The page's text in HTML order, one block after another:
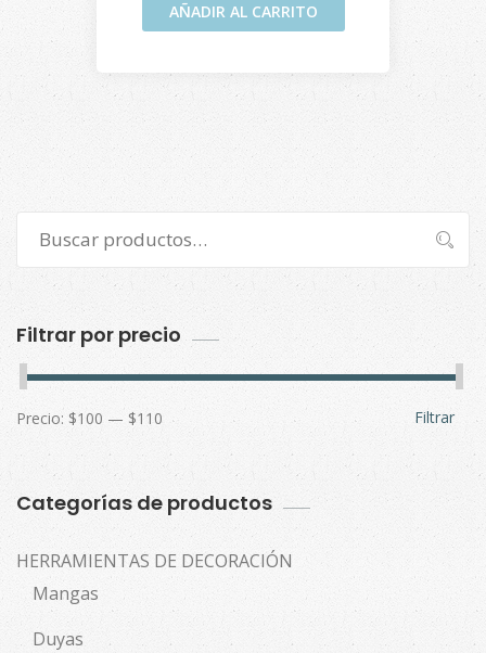
AÑADIR AL CARRITO
por:
Buscar
Filtrar por precio
Filtrar
Precio: $100 — $110
Categorías de productos
HERRAMIENTAS DE DECORACIÓN
Mangas
Duyas